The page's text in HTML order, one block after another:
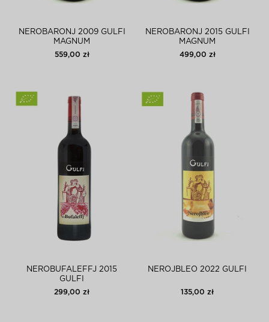
NEROBARONJ 2009 GULFI
MAGNUM
559,00 zł
NEROBARONJ 2015 GULFI
MAGNUM
499,00 zł
NEROBUFALEFFJ 2015
GULFI
299,00 zł
NEROJBLEO 2022 GULFI
135,00 zł